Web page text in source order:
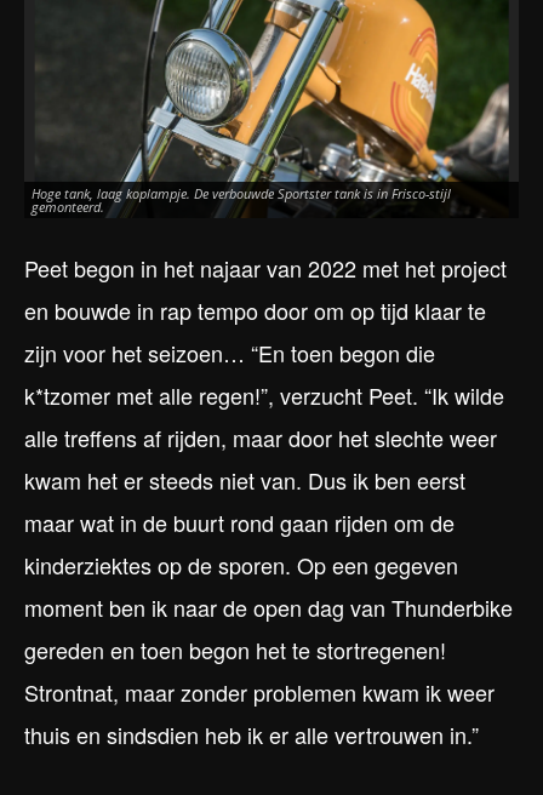
Hoge tank, laag koplampje. De verbouwde Sportster tank is in Frisco-stijl
gemonteerd.
Peet begon in het najaar van 2022 met het project
en bouwde in rap tempo door om op tijd klaar te
zijn voor het seizoen… “En toen begon die
k*tzomer met alle regen!”, verzucht Peet. “Ik wilde
alle treffens af rijden, maar door het slechte weer
kwam het er steeds niet van. Dus ik ben eerst
maar wat in de buurt rond gaan rijden om de
kinderziektes op de sporen. Op een gegeven
moment ben ik naar de open dag van Thunderbike
gereden en toen begon het te stortregenen!
Strontnat, maar zonder problemen kwam ik weer
thuis en sindsdien heb ik er alle vertrouwen in.”